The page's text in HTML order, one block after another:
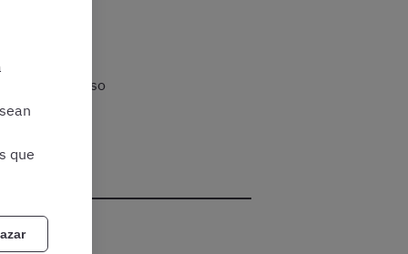
del proceso
que